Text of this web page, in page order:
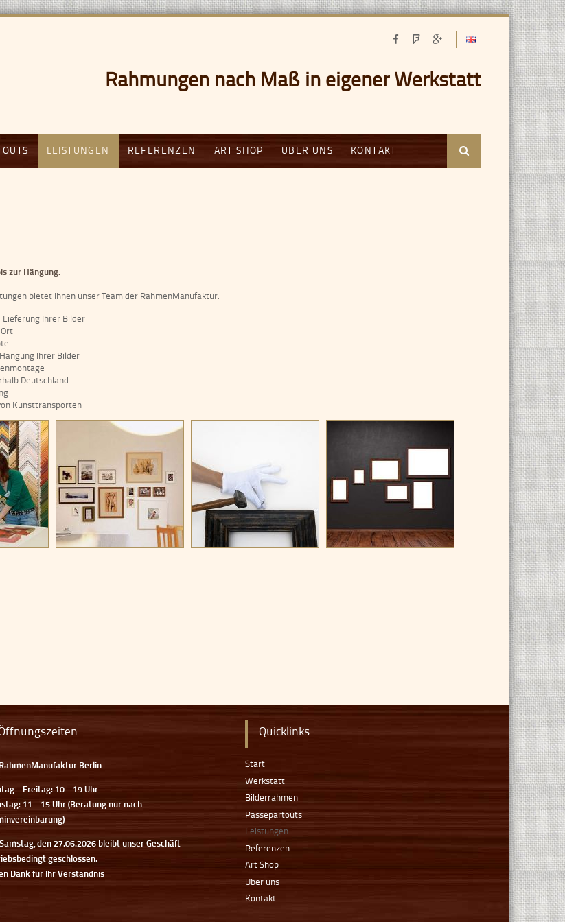
Rahmungen nach Maß in eigener Werkstatt
LEISTUNGEN REFERENZEN ART SHOP ÜBER UNS KONTAKT Suche
zur Hängung.
bietet Ihnen unser Team der RahmenManufaktur:
Lieferung Ihrer Bilder
Ihrer Bilder
Deutschland
Kunsttransporten
Berlin
- Freitag: 10 - 19 Uhr
11 - 15 Uhr (Beratung nur nach
den 27.06.2026 bleibt unser Geschäft
geschlossen.
Dank für Ihr Verständnis
Quicklinks
Start
Werkstatt
Bilderrahmen
Passepartouts
Leistungen
Referenzen
Art Shop
Über uns
Kontakt